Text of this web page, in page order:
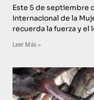
Este 5 de septiembre
Internacional de la
recuerda la fuerza y el
Leer Más »